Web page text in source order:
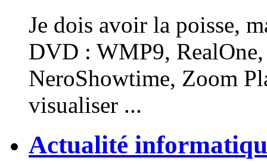
Je dois avoir la poisse,
DVD : WMP9,
NeroShowtime, Zoom
visualiser ...
Actualité